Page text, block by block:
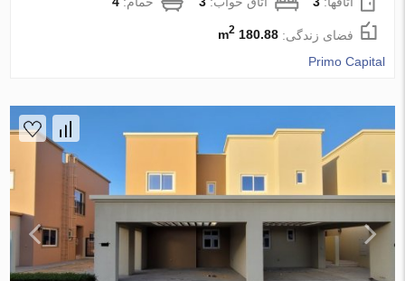
فضای زندگی:180.88 m
2
Primo Capital